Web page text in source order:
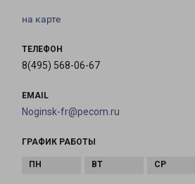
на карте
ТЕЛЕФОН
8(495) 568-06-67
EMAIL
Noginsk-fr@pecom.ru
ГРАФИК РАБОТЫ